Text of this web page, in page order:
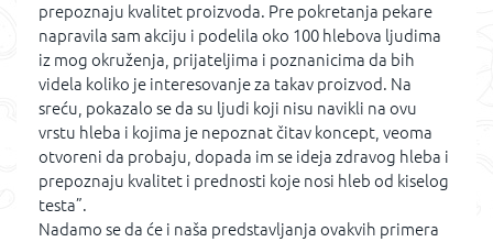
prepoznaju kvalitet proizvoda. Pre pokretanja pekare
napravila sam akciju i podelila oko 100 hlebova ljudima
iz mog okruženja, prijateljima i poznanicima da bih
videla koliko je interesovanje za takav proizvod. Na
sreću, pokazalo se da su ljudi koji nisu navikli na ovu
vrstu hleba i kojima je nepoznat čitav koncept, veoma
otvoreni da probaju, dopada im se ideja zdravog hleba i
prepoznaju kvalitet i prednosti koje nosi hleb od kiselog
testa”.
Nadamo se da će i naša predstavljanja ovakvih primera